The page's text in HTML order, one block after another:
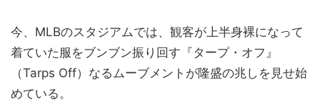
今、MLBのスタジアムでは、観客が上半身裸になって
着ていた服をブンブン振り回す『タープ・オフ』
（Tarps Off）なるムーブメントが隆盛の兆しを見せ始
めている。